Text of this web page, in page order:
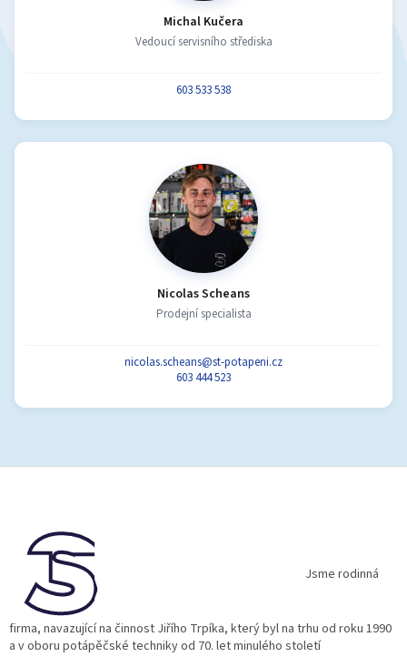
Michal Kučera
Vedoucí servisního střediska
603 533 538
Nicolas Scheans
Prodejní specialista
nicolas.scheans@st-potapeni.cz
603 444 523
Jsme rodinná
firma, navazující na činnost Jiřího Trpíka, který byl na trhu od roku 1990
a v oboru potápěčské techniky od 70. let minulého století